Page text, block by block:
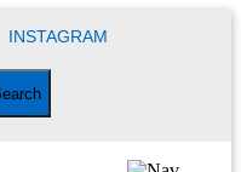
INSTAGRAM